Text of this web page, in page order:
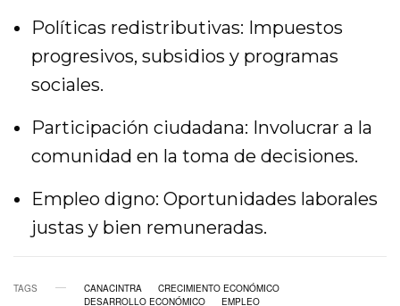
Políticas redistributivas: Impuestos
progresivos, subsidios y programas
sociales.
Participación ciudadana: Involucrar a la
comunidad en la toma de decisiones.
Empleo digno: Oportunidades laborales
justas y bien remuneradas.
TAGS CANACINTRA
CRECIMIENTO ECONÓMICO
DESARROLLO ECONÓMICO
EMPLEO